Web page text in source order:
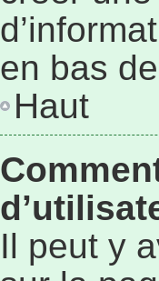
en bas
Haut
Il peut y